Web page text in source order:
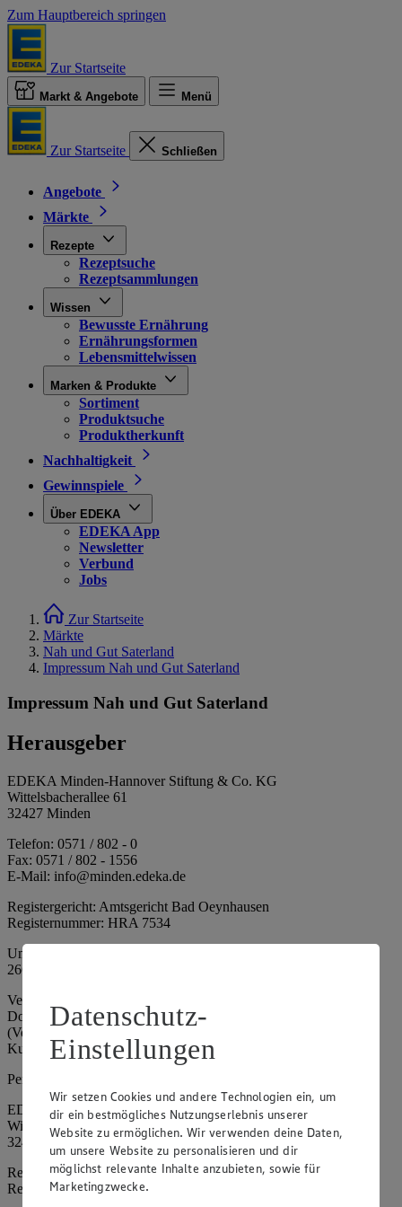
Zum Hauptbereich springen
Zur Startseite
Markt & Angebote Menü
Zur Startseite Schließen
Angebote
Märkte
Rezepte
Rezeptsuche
Rezeptsammlungen
Wissen
Bewusste Ernährung
Ernährungsformen
Lebensmittelwissen
Marken & Produkte
Sortiment
Produktsuche
Produktherkunft
Nachhaltigkeit
Gewinnspiele
Über EDEKA
EDEKA App
Newsletter
Verbund
Jobs
Zur Startseite
Märkte
Nah und Gut Saterland
Impressum Nah und Gut Saterland
Impressum Nah und Gut Saterland
Herausgeber
EDEKA Minden-Hannover Stiftung & Co. KG
Wittelsbacherallee 61
32427 Minden
Telefon: 0571 / 802 - 0
Fax: 0571 / 802 - 1556
E-Mail: info@minden.edeka.de
Registergericht: Amtsgericht Bad Oeynhausen
Registernummer: HRA 7534
Umsatzsteuer-Identifikationsnummer gem. § 27a UStG: DE
266067317
Vertretungsberechtigte: Mark Rosenkranz (Sprecher), Eileen
Dominique Klingsiek (Vorstandsmitglied), Ulf-U. Plath
(Vorstandsmitglied), Stephan Wohler (Vorstandsmitglied), Marc
Kuhlmann (Aufsichtsratsvorsitzender)
Persönlich haftende Gesellschafterin:
EDEKA Minden-Hannover Holding GmbH
Wittelsbacherallee 61
32427 Minden
Registergericht: Amtsgericht Bad Oeynhausen
Registernummer: HRB 4086
Datenschutz-
Einstellungen
Wir setzen Cookies und andere Technologien ein, um
dir ein bestmögliches Nutzungserlebnis unserer
Website zu ermöglichen. Wir verwenden deine Daten,
um unsere Website zu personalisieren und dir
möglichst relevante Inhalte anzubieten, sowie für
Marketingzwecke.